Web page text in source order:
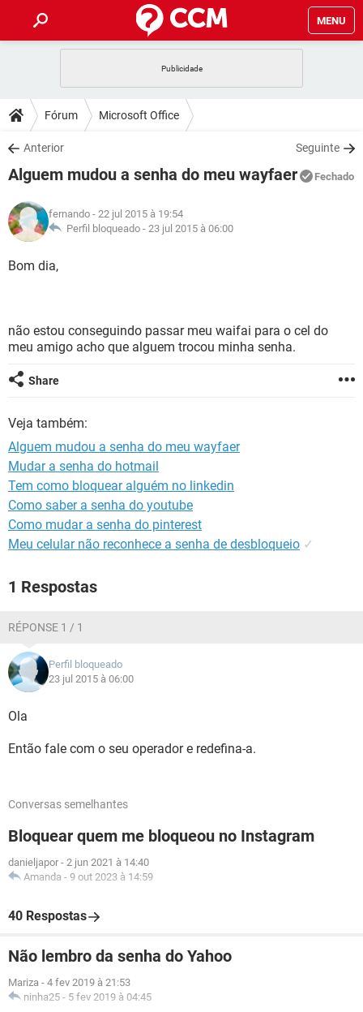
MENU
CELULAR
OUTLOOK
INSTAGRAM GMAIL
GUIA DE COMPRAS
DICAS
JOGOS
INSTAGRAM
GUIA DE COMPRAS
DOWNLOADS
JOGOS WHATSAPP
CELULAR
OUTLOOK EXCEL
INSTAGRAM
FÓRUM
JOGOS
CELULAR
OUTLOOK
GUIA DE COMPRAS
GLOSSÁRIO
JOGOS
INSTAGRAM
GUIA DE COMPRAS
Fórum Microsoft Office
Anterior Seguinte
Alguem mudou a senha do meu wayfaer Fechado
fernando - 22 jul 2015 à 19:54
Perfil bloqueado - 23 jul 2015 à 06:00
Bom dia,
não estou conseguindo passar meu waifai para o cel do
meu amigo acho que alguem trocou minha senha.
Share
Veja também:
Alguem mudou a senha do meu wayfaer
Mudar a senha do hotmail
Tem como bloquear alguém no linkedin
Como saber a senha do youtube
Como mudar a senha do pinterest
Meu celular não reconhece a senha de desbloqueio ✓
1 Respostas
RÉPONSE 1 / 1
Perfil bloqueado
23 jul 2015 à 06:00
Ola
Então fale com o seu operador e redefina-a.
Conversas semelhantes
Bloquear quem me bloqueou no Instagram
danieljapor - 2 jun 2021 à 14:40
Amanda - 9 out 2023 à 14:59
40 Respostas
Não lembro da senha do Yahoo
Mariza - 4 fev 2019 à 21:53
ninha25 - 5 fev 2019 à 04:45